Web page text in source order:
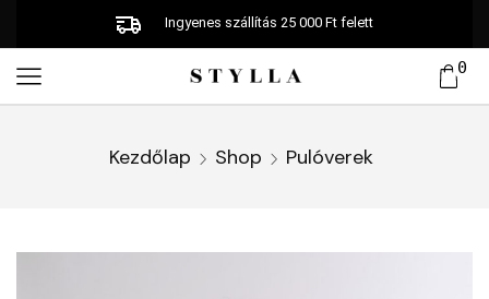
Ingyenes szállítás 25 000 Ft felett
0
Kezdőlap Shop Pulóverek